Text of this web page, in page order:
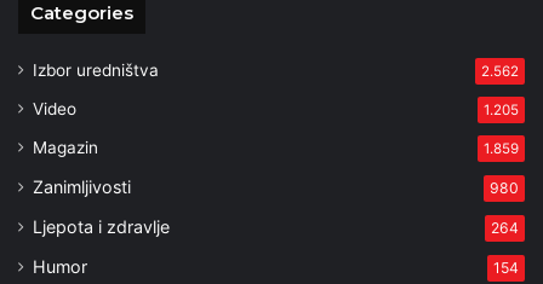
Categories
Izbor uredništva 2.562
Video 1.205
Magazin 1.859
Zanimljivosti 980
Ljepota i zdravlje 264
Humor 154